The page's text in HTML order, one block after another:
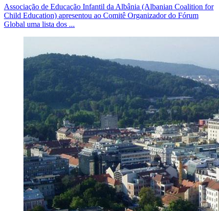
Associação de Educação Infantil da Albânia (Albanian Coalition for
Child Education) apresentou ao Comitê Organizador do Fórum
Global uma lista dos ...